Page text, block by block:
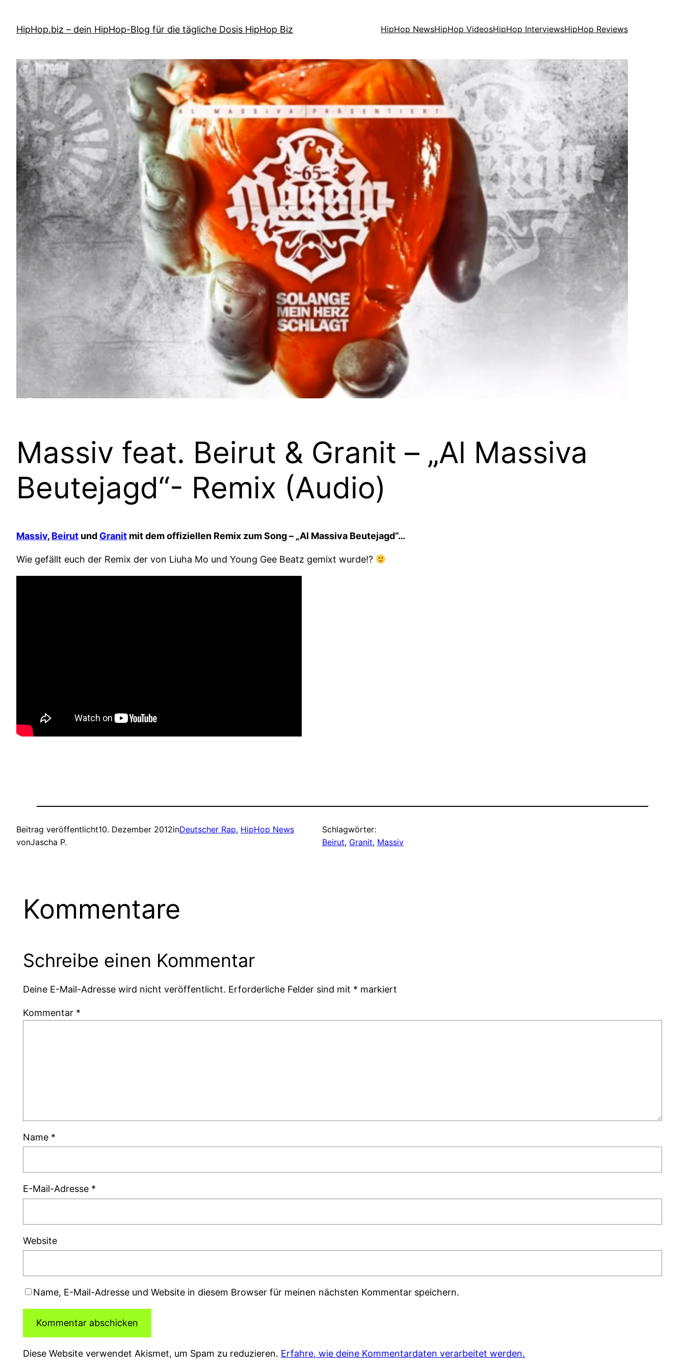
springen
HipHop.biz – dein HipHop-Blog für die tägliche Dosis HipHop Biz HipHop NewsHipHop VideosHipHop InterviewsHipHop Reviews
Massiv feat. Beirut & Granit – „Al Massiva
Beutejagd“- Remix (Audio)
Massiv, Beirut und Granit mit dem offiziellen Remix zum Song – „Al Massiva Beutejagd“…
Wie gefällt euch der Remix der von Liuha Mo und Young Gee Beatz gemixt wurde!?
Beitrag veröffentlicht10. Dezember 2012inDeutscher Rap, HipHop News
vonJascha P.
Schlagwörter:
Beirut, Granit, Massiv
Kommentare
Schreibe einen Kommentar
Deine E-Mail-Adresse wird nicht veröffentlicht. Erforderliche Felder sind mit * markiert
Kommentar *
Name *
E-Mail-Adresse *
Website
Name, E-Mail-Adresse und Website in diesem Browser für meinen nächsten Kommentar speichern.
Diese Website verwendet Akismet, um Spam zu reduzieren. Erfahre, wie deine Kommentardaten verarbeitet werden.